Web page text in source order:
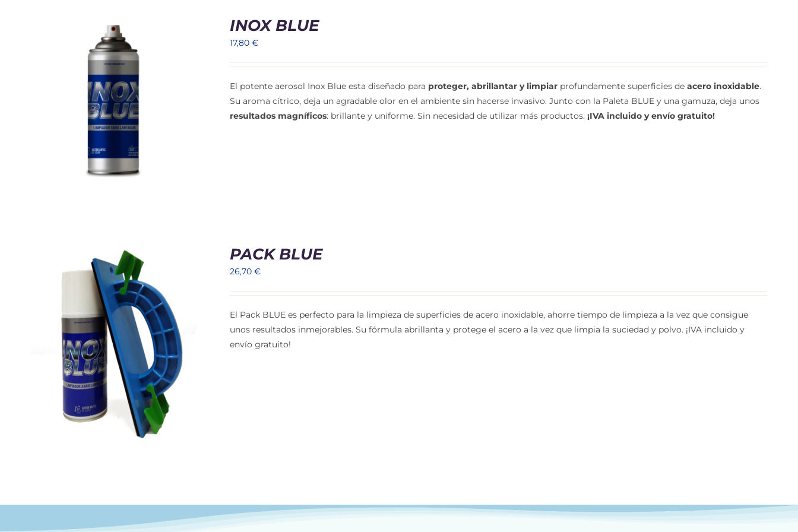
INOX BLUE
17,80 €
El potente aerosol Inox Blue esta diseñado para proteger, abrillantar y limpiarprofundamente superficies de acero inoxidable.
Su aroma cítrico, deja un agradable olor en el ambiente sin hacerse invasivo. Junto con la Paleta BLUE y una gamuza, deja unos
resultados magníficos: brillante y uniforme. Sin necesidad de utilizar más productos. ¡IVA incluido y envío gratuito!
PACK BLUE
26,70 €
El Pack BLUE es perfecto para la limpieza de superficies de acero inoxidable, ahorre tiempo de limpieza a la vez que consigue
unos resultados inmejorables. Su fórmula abrillanta y protege el acero a la vez que limpia la suciedad y polvo. ¡IVA incluido y
envío gratuito!